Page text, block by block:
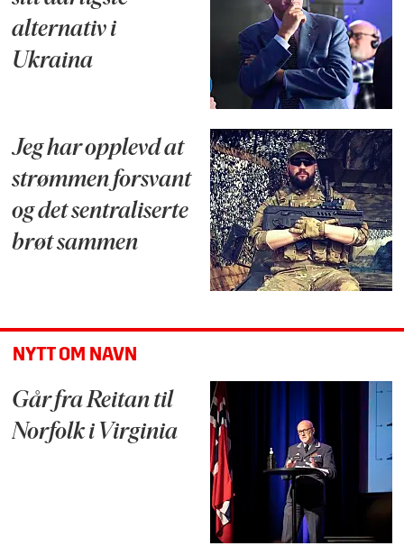
alternativ i
Ukraina
Jeg har opplevd at
strømmen forsvant
og det sentraliserte
brøt sammen
NYTT OM NAVN
Går fra Reitan til
Norfolk i Virginia